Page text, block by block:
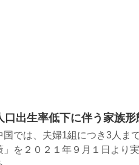
口出生率低下に伴う家族
国では、夫婦1組につき3人ま
」を２０２１年９月１日より